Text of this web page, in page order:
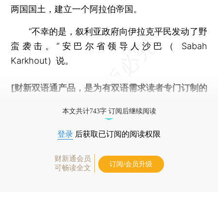
两国国土，建立一个阿拉伯帝国。
“不幸的是，叙利亚政府向伊拉克平民发动了野
蛮袭击。”安巴尔省领导人沙巴（ Sabah
Karkhout）说。
[财新双语通产品，是为有双语需求读者专门订制的
本文共计743字 订阅后继续阅读
登录 后获取已订阅的阅读权限
财新通会员
可畅读全文
订阅/会员升级